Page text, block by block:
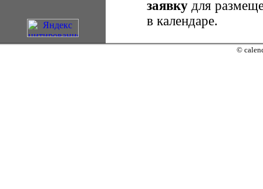
заявку для
в календаре.
©